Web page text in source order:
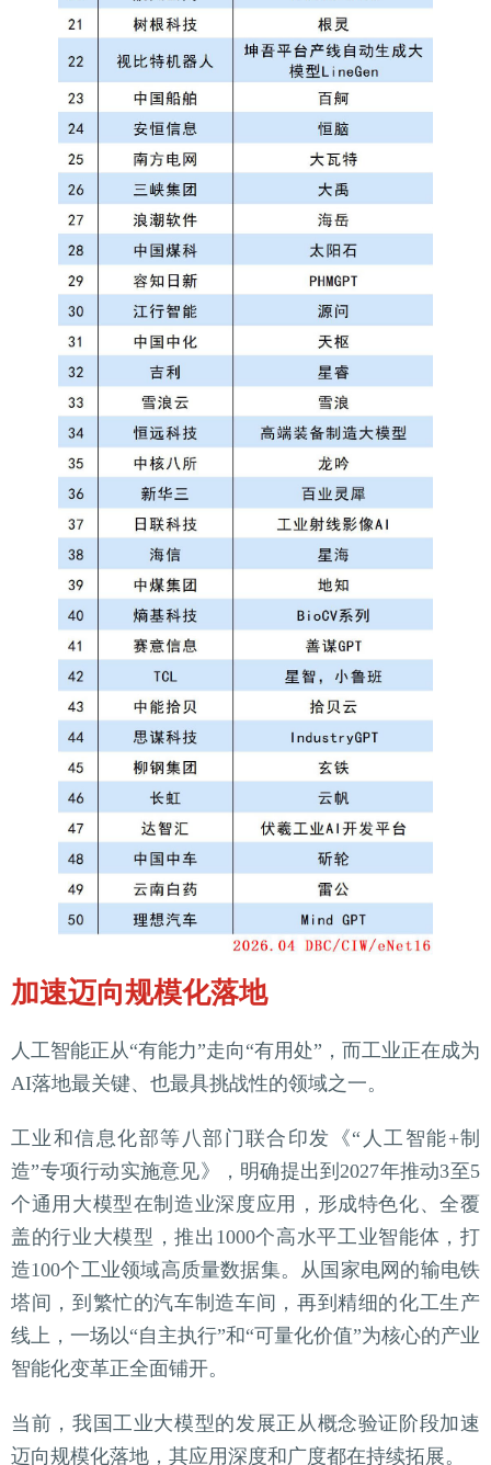
加速迈向规模化落地
人工智能正从“有能力”走向“有用处”，而工业正在成为
AI落地最关键、也最具挑战性的领域之一。
工业和信息化部等八部门联合印发《“人工智能+制
造”专项行动实施意见》，明确提出到2027年推动3至5
个通用大模型在制造业深度应用，形成特色化、全覆
盖的行业大模型，推出1000个高水平工业智能体，打
造100个工业领域高质量数据集。从国家电网的输电铁
塔间，到繁忙的汽车制造车间，再到精细的化工生产
线上，一场以“自主执行”和“可量化价值”为核心的产业
智能化变革正全面铺开。
当前，我国工业大模型的发展正从概念验证阶段加速
迈向规模化落地，其应用深度和广度都在持续拓展。